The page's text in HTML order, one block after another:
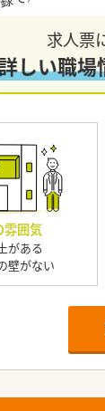
求人票
しい職場
雰囲気
がある
壁がない